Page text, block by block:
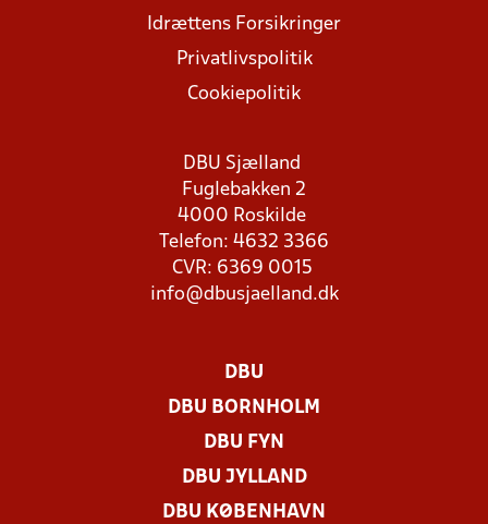
Idrættens Forsikringer
Privatlivspolitik
Cookiepolitik
DBU Sjælland
Fuglebakken 2
4000 Roskilde
Telefon: 4632 3366
CVR: 6369 0015
info@dbusjaelland.dk
DBU
DBU BORNHOLM
DBU FYN
DBU JYLLAND
DBU KØBENHAVN